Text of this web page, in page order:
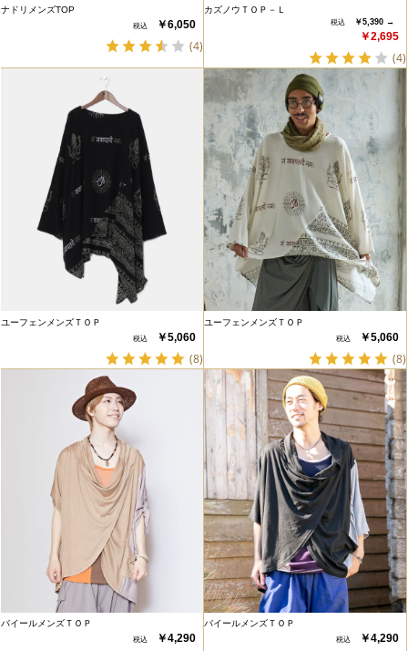
ナドリメンズTOP
￥6,050
(4)
カズノウＴＯＰ－Ｌ
￥5,390 →
￥2,695
(4)
ユーフェンメンズＴＯＰ
￥5,060
(8)
ユーフェンメンズＴＯＰ
￥5,060
(8)
バイールメンズＴＯＰ
￥4,290
バイールメンズＴＯＰ
￥4,290